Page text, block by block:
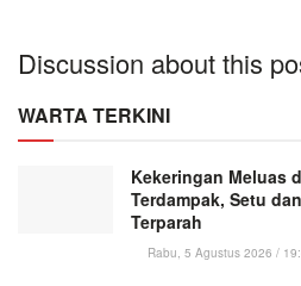
Discussion about this
WARTA TERKINI
Kekeringan Meluas
Terdampak, Setu
Terparah
Rabu, 5 Agustus 2026 /